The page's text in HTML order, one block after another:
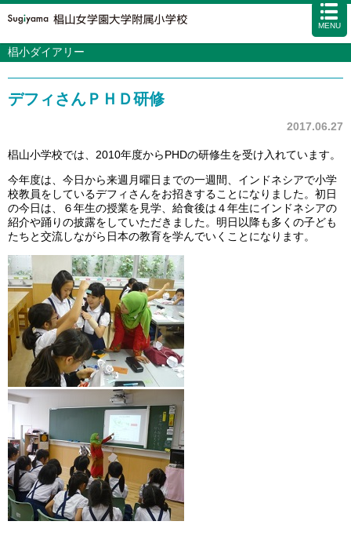
MENU
学校案内 カリキュラム
入試情報
アクセス 資料請求 お問い合わせ サイトマップ
椙小ダイアリー
デフィさんＰＨＤ研修
2017.06.27
椙山小学校では、2010年度からPHDの研修生を受け入れています。
今年度は、今日から来週月曜日までの一週間、インドネシアで小学
校教員をしているデフィさんをお招きすることになりました。初日
の今日は、６年生の授業を見学、給食後は４年生にインドネシアの
紹介や踊りの披露をしていただきました。明日以降も多くの子ども
たちと交流しながら日本の教育を学んでいくことになります。